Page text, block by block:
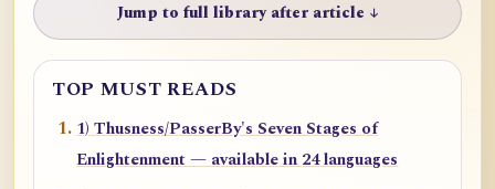
Jump to full library after article ↓
TOP MUST READS
1) Thusness/PasserBy's Seven Stages of
Enlightenment — available in 24 languages